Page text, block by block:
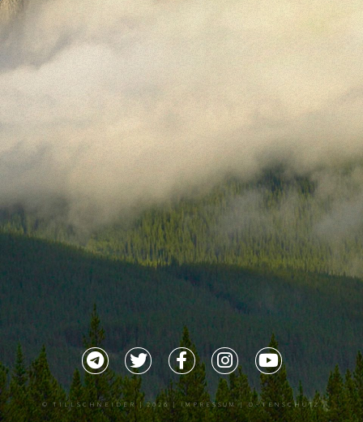
©TILLSCHNEIDER | 2026 |IMPRESSUM |DATENSCHUTZ